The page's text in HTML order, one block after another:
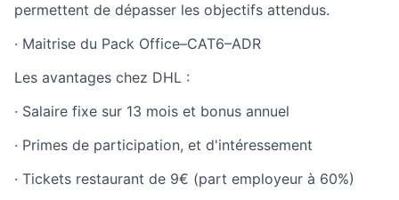
permettent de dépasser les objectifs attendus.
· Maitrise du Pack Office–CAT6–ADR
Les avantages chez DHL :
· Salaire fixe sur 13 mois et bonus annuel
· Primes de participation, et d'intéressement
· Tickets restaurant de 9€ (part employeur à 60%)